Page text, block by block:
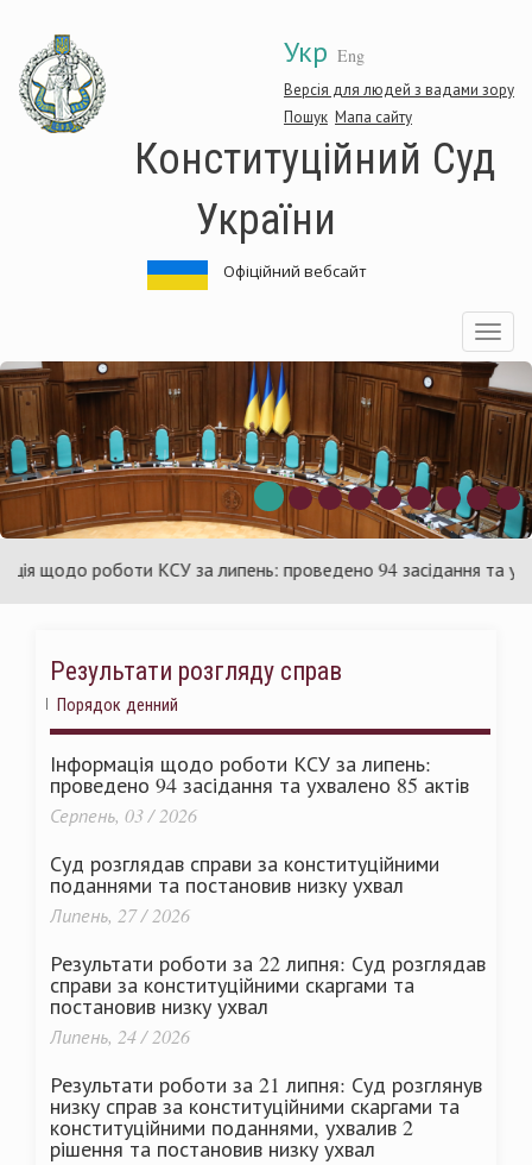
основного
матеріалу
Укр Eng
Версія для людей з вадами зору
Пошук Мапа сайту
Конституційний Суд
України
Офіційний вебсайт
Toggle
щодо роботи КСУ за липень: проведено 94 засідання та
Результати розгляду справ
Порядок денний
Інформація щодо роботи КСУ за липень:
проведено 94 засідання та ухвалено 85 актів
Серпень, 03 / 2026
Суд розглядав справи за конституційними
поданнями та постановив низку ухвал
Липень, 27 / 2026
Результати роботи за 22 липня: Суд розглядав
справи за конституційними скаргами та
постановив низку ухвал
Липень, 24 / 2026
Результати роботи за 21 липня: Суд розглянув
низку справ за конституційними скаргами та
конституційними поданнями, ухвалив 2
рішення та постановив низку ухвал